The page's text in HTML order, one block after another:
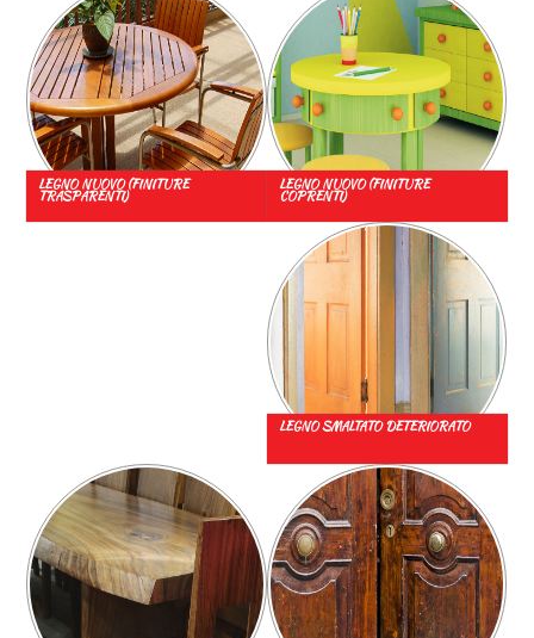
LEGNO NUOVO (FINITURE
TRASPARENTI)
LEGNO NUOVO (FINITURE
COPRENTI)
LEGNO SMALTATO DETERIORATO